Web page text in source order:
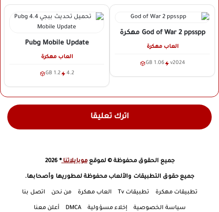
God of War 2 ppsspp مهكرة
العاب مهكرة
v2024
1.06 GB
Pubg Mobile Update
العاب مهكرة
4.2
1.2 GB
اترك تعليقا
جميع الحقوق محفوظة © لموقعموبايلاتنا® 2026
جميع حقوق التطبيقات والألعاب محفوظة لمطوريها وأصحابها.
تطبيقات مهكرة تطبيقات Tv العاب مهكرة من نحن اتصل بنا
سياسة الخصوصية إخلاء مسؤولية DMCA أعلن معنا